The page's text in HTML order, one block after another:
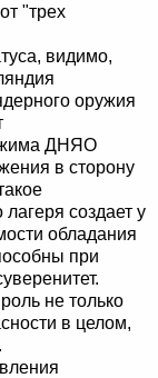
"трех
видимо,
оружия
ДНЯО
в сторону
создает у
обладания
при
не только
в целом,